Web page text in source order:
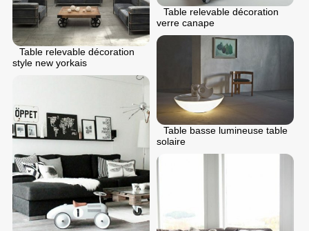
Table relevable décoration
verre canape
Table relevable décoration
style new yorkais
Table basse lumineuse table
solaire